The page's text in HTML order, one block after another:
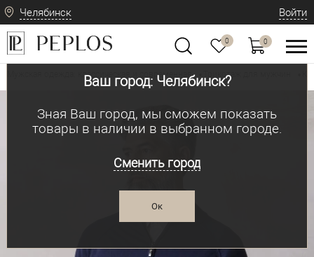
Челябинск
Ваш город: Челябинск?
Зная Ваш город, мы сможем показать
товары в наличии в выбранном городе.
Сменить город
Ок
Войти
0 0
Мужская одежда: классическая и современная Трикотаж для мужчин